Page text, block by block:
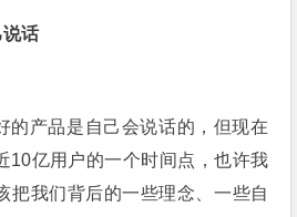
说话
的产品是自己会说话的，但现在
10亿用户的一个时间点，也许我
把我们背后的一些理念、一些自